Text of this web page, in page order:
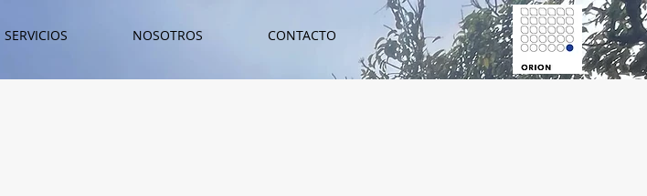
SERVICIOS NOSOTROS CONTACTO